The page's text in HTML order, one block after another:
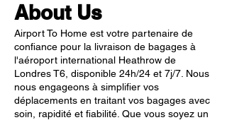
About Us
Airport To Home est votre partenaire de
confiance pour la livraison de bagages à
l'aéroport international Heathrow de
Londres T6, disponible 24h/24 et 7j/7. Nous
nous engageons à simplifier vos
déplacements en traitant vos bagages avec
soin, rapidité et fiabilité. Que vous soyez un